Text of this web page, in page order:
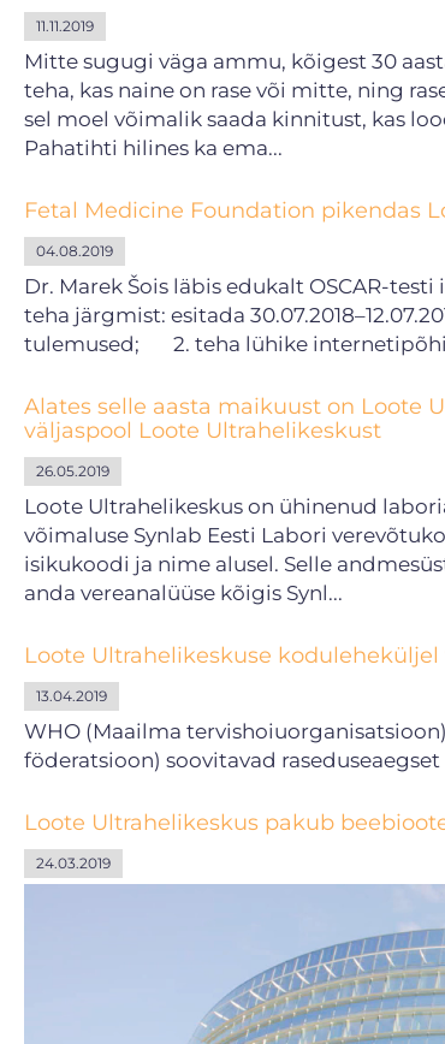
11.11.2019
Mitte sugugi väga ammu, kõigest 30
teha, kas naine on rase või mitte, ning
sel moel võimalik saada kinnitust, kas
Pahatihti hilines ka ema...
Fetal Medicine Foundation pikendas
04.08.2019
Dr. Marek Šois läbis edukalt OSCAR-
teha järgmist: esitada
tulemused; 2. teha lühike
Alates selle aasta maikuust on Loote
väljaspool Loote Ultrahelikeskust
26.05.2019
Loote Ultrahelikeskus on ühinenud
võimaluse Synlab Eesti Labori
isikukoodi ja nime alusel. Selle
anda vereanalüüse kõigis Synl...
Loote Ultrahelikeskuse
13.04.2019
WHO (Maailma
föderatsioon) soovitavad
Loote Ultrahelikeskus pakub
24.03.2019